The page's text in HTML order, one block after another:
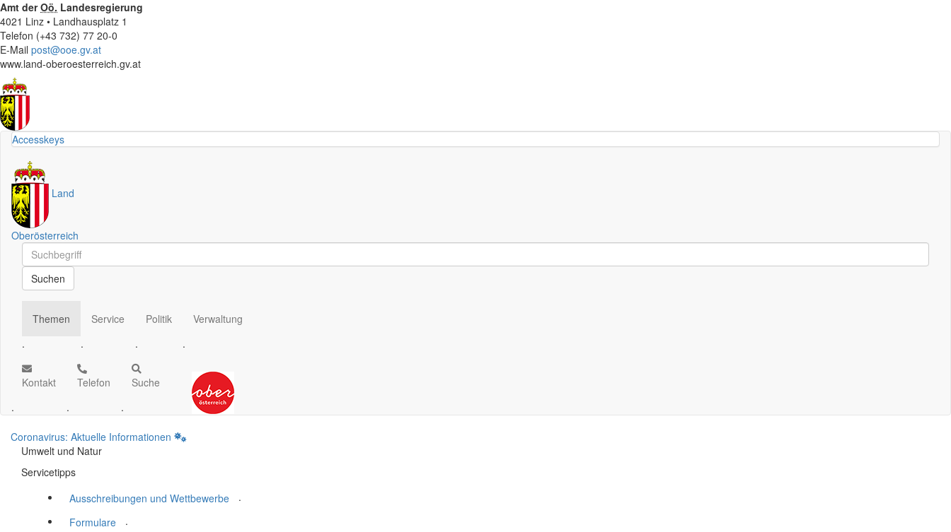
Amt derOö. Landesregierung
4021 Linz • Landhausplatz 1
Telefon (+43 732) 77 20-0
E-Mail post@ooe.gv.at
www.land-oberoesterreich.gv.at
Accesskeys
Land
Oberösterreich
Schnellsuche
Schnellsuche
Suchen
Themen
.
Service
.
Politik
.
Verwaltung
.
Kontakt
.
Telefon
.
Suche
.
Coronavirus: Aktuelle Informationen
Umwelt und Natur
Servicetipps
Ausschreibungen und Wettbewerbe
.
Formulare
.